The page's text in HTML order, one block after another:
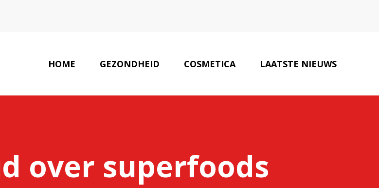
HOME GEZONDHEID COSMETICA LAATSTE NIEUWS
over superfoods